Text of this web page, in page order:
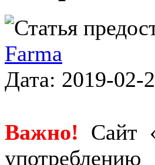
Статья
Farma
Дата: 2019-02-
Важно! Сайт